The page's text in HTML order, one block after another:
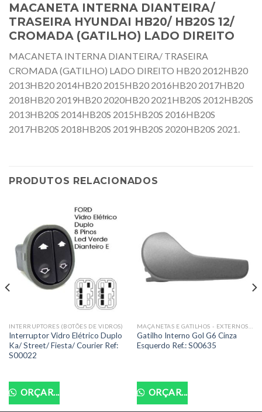
MACANETA INTERNA DIANTEIRA/
TRASEIRA HYUNDAI HB20/ HB20S 12/
CROMADA (GATILHO) LADO DIREITO
MACANETA INTERNA DIANTEIRA/ TRASEIRA
CROMADA (GATILHO) LADO DIREITO HB20 2012HB20
2013HB20 2014HB20 2015HB20 2016HB20 2017HB20
2018HB20 2019HB20 2020HB20 2021HB20S 2012HB20S
2013HB20S 2014HB20S 2015HB20S 2016HB20S
2017HB20S 2018HB20S 2019HB20S 2020HB20S 2021.
PRODUTOS RELACIONADOS
INTERRUPTORES (BOTÕES DE VIDROS)
Interruptor Vidro Elétrico Duplo
Ka/ Street/ Fiesta/ Courier Ref:
S00022
ORÇAR...
Gatilho Interno Gol G6 Cinza
Esquerdo Ref.: S00635
ORÇAR...